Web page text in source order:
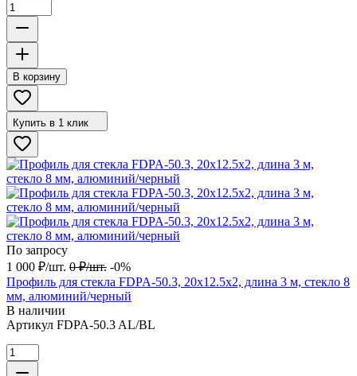
В корзину
Купить в 1 клик
По запросу
1 000 ₽/шт. 0 ₽/шт. -0%
Профиль для стекла FDPA-50.3, 20х12.5х2, длина 3 м, стекло 8
мм, алюминий/черный
В наличии
Артикул FDPA-50.3 AL/BL